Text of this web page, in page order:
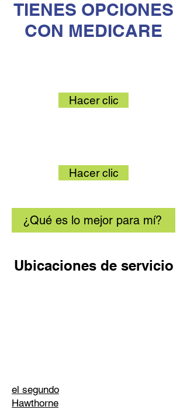
TIENES OPCIONES
CON MEDICARE
Hacer clic
Hacer clic
¿Qué es lo mejor para mí?
Ubicaciones de servicio
el segundo
Hawthorne